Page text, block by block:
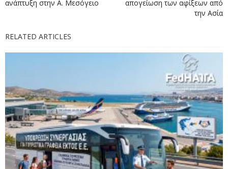
ανάπτυξη στην Α. Μεσόγειο
απογείωση των αφίξεων από
την Ασία
RELATED ARTICLES